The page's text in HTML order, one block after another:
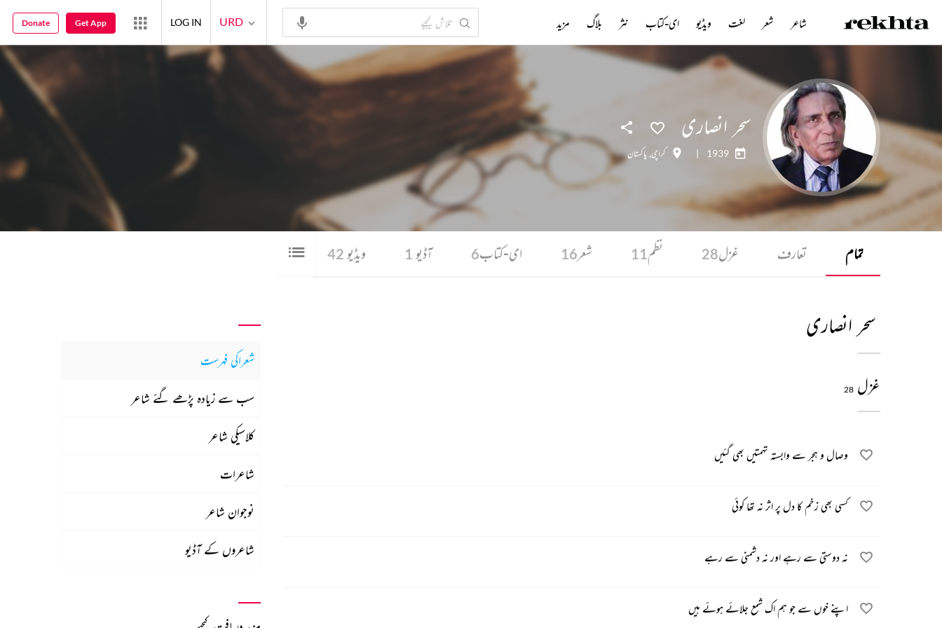
سحر انصاری
1939
| کراچی, پاکستان
تمام تعارف غزل28 نظم11 شعر16 ای-کتاب6 آڈیو 1 ویڈیو 42
سحر انصاری
غزل 28
وصال و ہجر سے وابستہ تہمتیں بھی گئیں
کسی بھی زخم کا دل پر اثر نہ تھا کوئی
نہ دوستی سے رہے اور نہ دشمنی سے رہے
اپنے خوں سے جو ہم اک شمع جلائے ہوئے ہیں
شعراکی فہرست
سب سے زیادہ پڑھے گئے شاعر
کلاسیکی شاعر
شاعرات
نوجوان شاعر
شاعروں کے آڈیو
شاعر شعر لغت ویڈیو ای-کتاب نثر بلاگ مزید URD
LOG IN
Get App
Donate